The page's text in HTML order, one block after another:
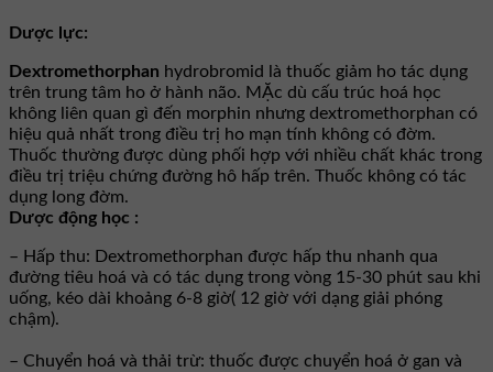
Dược lực:
Dextromethorphan hydrobromid là thuốc giảm ho tác dụng
trên trung tâm ho ở hành não. MẶc dù cấu trúc hoá học
không liên quan gì đến morphin nhưng dextromethorphan có
hiệu quả nhất trong điều trị ho mạn tính không có đờm.
Thuốc thường được dùng phối hợp với nhiều chất khác trong
điều trị triệu chứng đường hô hấp trên. Thuốc không có tác
dụng long đờm.
Dược động học :
– Hấp thu: Dextromethorphan được hấp thu nhanh qua
đường tiêu hoá và có tác dụng trong vòng 15-30 phút sau khi
uống, kéo dài khoảng 6-8 giờ( 12 giờ với dạng giải phóng
chậm).
– Chuyển hoá và thải trừ: thuốc được chuyển hoá ở gan và